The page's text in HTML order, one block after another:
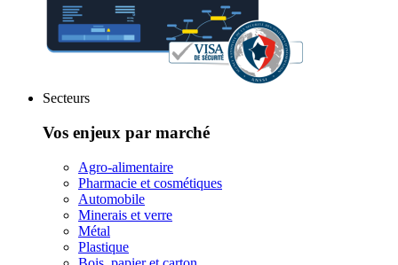
Secteurs
Vos enjeux par marché
Agro-alimentaire
Pharmacie et cosmétiques
Automobile
Minerais et verre
Métal
Plastique